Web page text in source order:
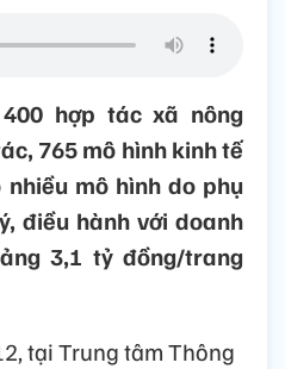
hợp tác xã nông
765 mô hình kinh tế
mô hình do phụ
điều hành với doanh
3,1 tỷ đồng/trang
tại Trung tâm Thông